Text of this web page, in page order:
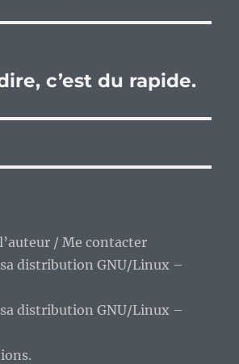
c’est du rapide.
/ Me contacter
distribution GNU/Linux –
distribution GNU/Linux –